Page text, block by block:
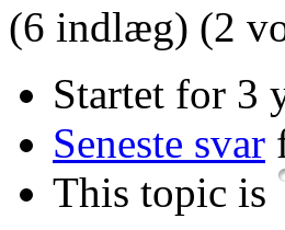
(6 indlæg) (2
Startet for 3
Seneste svar
This topic is